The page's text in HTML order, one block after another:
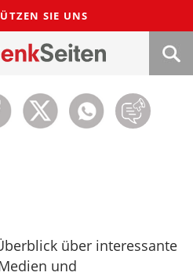
SIE UNS
über interessante
und